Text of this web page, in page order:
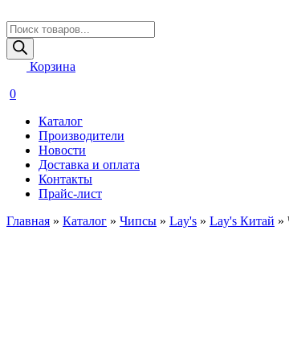
Поиск
товаров
Корзина
0
Каталог
Производители
Новости
Доставка и оплата
Контакты
Прайс-лист
Главная » Каталог » Чипсы » Lay's » Lay's Китай »